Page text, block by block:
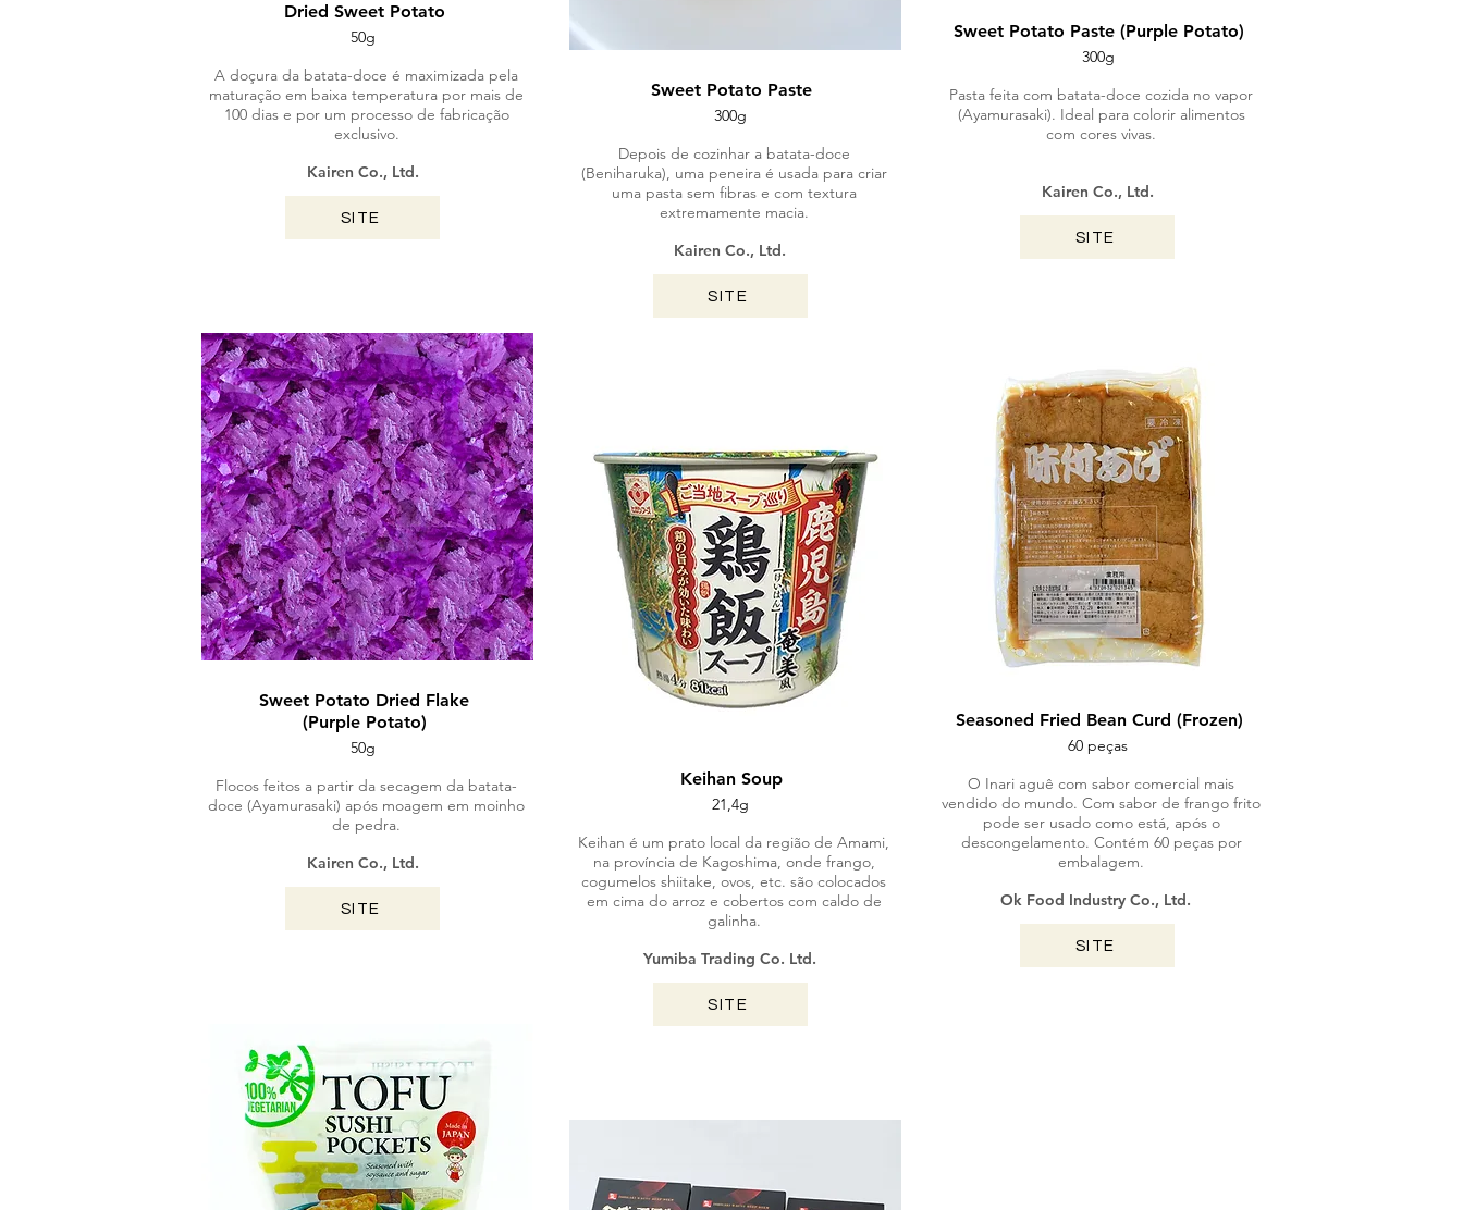
Dried Sweet Potato
50g
A doçura da batata-doce é maximizada pela
maturação em baixa temperatura por mais de
100 dias e por um processo de fabricação
exclusivo.
Kairen Co., Ltd.
SITE
Sweet Potato Dried Flake
(Purple Potato)
50g
Flocos feitos a partir da secagem da batata-
doce (Ayamurasaki) após moagem em moinho
de pedra.
Kairen Co., Ltd.
SITE
Sweet Potato Paste
300g
Depois de cozinhar a batata-doce
(Beniharuka), uma peneira é usada para criar
uma pasta sem fibras e com textura
extremamente macia.
Kairen Co., Ltd.
SITE
Keihan Soup
21,4g
Keihan é um prato local da região de Amami,
na província de Kagoshima, onde frango,
cogumelos shiitake, ovos, etc. são colocados
em cima do arroz e cobertos com caldo de
galinha.
Yumiba Trading Co. Ltd.
SITE
Sweet Potato Paste (Purple Potato)
300g
Pasta feita com batata-doce cozida no vapor
(Ayamurasaki). Ideal para colorir alimentos
com cores vivas.
Kairen Co., Ltd.
SITE
Seasoned Fried Bean Curd (Frozen)
60 peças
O Inari aguê com sabor comercial mais
vendido do mundo. Com sabor de frango frito
pode ser usado como está, após o
descongelamento. Contém 60 peças por
embalagem.
Ok Food Industry Co., Ltd.
SITE